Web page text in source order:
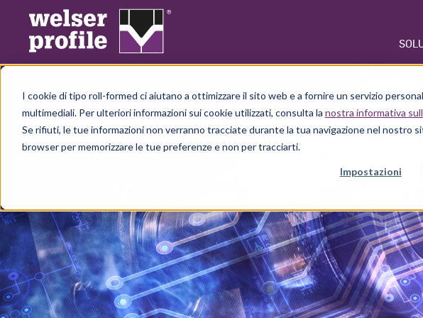
I cookie di tipo roll-formed ci aiutano a ottimizzare il sito web e a fornire un servizio
multimediali. Per ulteriori informazioni sui cookie utilizzati, consulta la nostra informativa
Se rifiuti, le tue informazioni non verranno tracciate durante la tua navigazione nel nostro
browser per memorizzare le tue preferenze e non per tracciarti.
Impostazioni